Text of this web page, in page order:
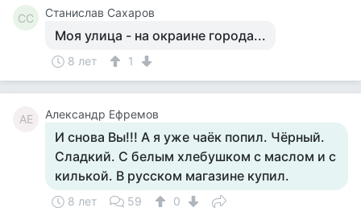
СС Станислав Сахаров
Моя улица - на окраине города...
8 лет 1
АЕ Александр Ефремов
И снова Вы!!! А я уже чаёк попил. Чёрный.
Сладкий. С белым хлебушком с маслом и с
килькой. В русском магазине купил.
8 лет 59
0